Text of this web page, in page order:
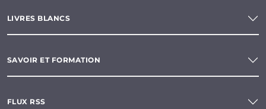
LIVRES BLANCS
SAVOIR ET FORMATION
FLUX RSS